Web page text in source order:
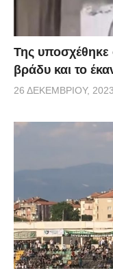
Της υποσχέθηκε
βράδυ και το
26 ΔΕΚΕΜΒΡΊΟΥ, 2023